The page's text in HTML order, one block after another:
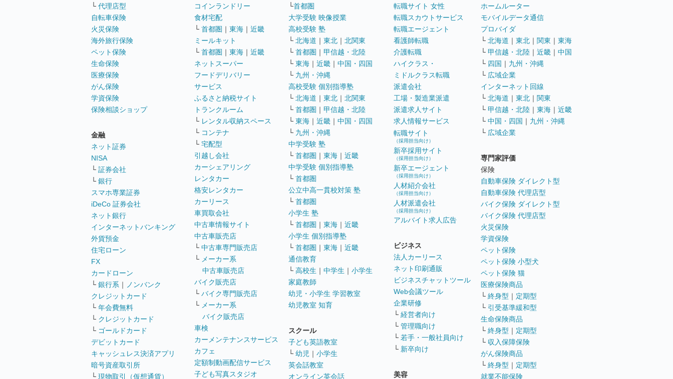
└ 代理店型
自転車保険
火災保険
海外旅行保険
ペット保険
生命保険
医療保険
がん保険
学資保険
保険相談ショップ
金融
ネット証券
NISA
└ 証券会社
└ 銀行
スマホ専業証券
iDeCo 証券会社
ネット銀行
インターネットバンキング
外貨預金
住宅ローン
FX
カードローン
└ 銀行系 ｜ ノンバンク
クレジットカード
└ 年会費無料
└ クレジットカード
└ ゴールドカード
デビットカード
キャッシュレス決済アプリ
暗号資産取引所
└ 現物取引（仮想通貨）
コインランドリー
食材宅配
└ 首都圏 ｜ 東海 ｜ 近畿
ミールキット
└ 首都圏 ｜ 東海 ｜ 近畿
ネットスーパー
フードデリバリー
サービス
ふるさと納税サイト
トランクルーム
└ レンタル収納スペース
└ コンテナ
└ 宅配型
引越し会社
カーシェアリング
レンタカー
格安レンタカー
カーリース
車買取会社
中古車情報サイト
中古車販売店
└ 中古車専門販売店
└ メーカー系
中古車販売店
バイク販売店
└ バイク専門販売店
└ メーカー系
バイク販売店
車検
カーメンテナンスサービス
カフェ
定額制動画配信サービス
子ども写真スタジオ
└首都圏
大学受験 映像授業
高校受験 塾
└ 北海道 ｜ 東北 ｜ 北関東
└ 首都圏 ｜ 甲信越・北陸
└ 東海 ｜ 近畿 ｜ 中国・四国
└ 九州・沖縄
高校受験 個別指導塾
└ 北海道 ｜ 東北 ｜ 北関東
└ 首都圏 ｜ 甲信越・北陸
└ 東海 ｜ 近畿 ｜ 中国・四国
└ 九州・沖縄
中学受験 塾
└ 首都圏 ｜ 東海 ｜ 近畿
中学受験 個別指導塾
└ 首都圏
公立中高一貫校対策 塾
└ 首都圏
小学生 塾
└ 首都圏 ｜ 東海 ｜ 近畿
小学生 個別指導塾
└ 首都圏 ｜ 東海 ｜ 近畿
通信教育
└ 高校生 ｜ 中学生 ｜ 小学生
家庭教師
幼児・小学生 学習教室
幼児教室 知育
スクール
子ども英語教室
└ 幼児 ｜ 小学生
英会話教室
オンライン英会話
転職サイト 女性
転職スカウトサービス
転職エージェント
看護師転職
介護転職
ハイクラス・
ミドルクラス転職
派遣会社
工場・製造業派遣
派遣求人サイト
求人情報サービス
転職サイト
（採用担当向け）
新卒採用サイト
（採用担当向け）
新卒エージェント
（採用担当向け）
人材紹介会社
（採用担当向け）
人材派遣会社
（採用担当向け）
アルバイト求人広告
ビジネス
法人カーリース
ネット印刷通販
ビジネスチャットツール
Web会議ツール
企業研修
└ 経営者向け
└ 管理職向け
└ 若手・一般社員向け
└ 新卒向け
美容
ホームルーター
モバイルデータ通信
プロバイダ
└ 北海道 ｜ 東北 ｜ 関東 ｜ 東海
└ 甲信越・北陸 ｜ 近畿 ｜ 中国
└ 四国 ｜ 九州・沖縄
└ 広域企業
インターネット回線
└ 北海道 ｜ 東北 ｜ 関東
└ 甲信越・北陸 ｜ 東海 ｜ 近畿
└ 中国・四国 ｜ 九州・沖縄
└ 広域企業
専門家評価
保険
自動車保険 ダイレクト型
自動車保険 代理店型
バイク保険 ダイレクト型
バイク保険 代理店型
火災保険
学資保険
ペット保険
ペット保険 小型犬
ペット保険 猫
医療保険商品
└ 終身型 ｜ 定期型
└ 引受基準緩和型
生命保険商品
└ 終身型 ｜ 定期型
└ 収入保障保険
がん保険商品
└ 終身型 ｜ 定期型
就業不能保険